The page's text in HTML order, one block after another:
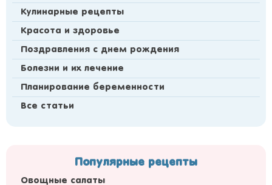
Кулинарные рецепты
Красота и здоровье
Поздравления с днем рождения
Болезни и их лечение
Планирование беременности
Все статьи
Популярные рецепты
Овощные салаты